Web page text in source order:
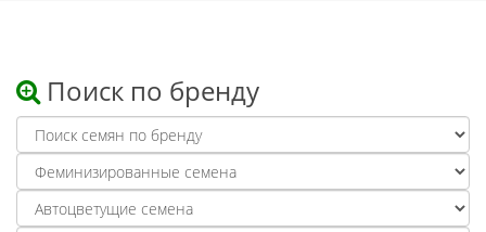
Поиск по бренду